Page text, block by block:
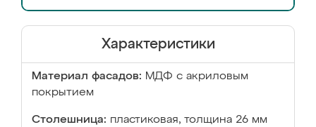
Характеристики
Материал фасадов: МДФ с акриловым
покрытием
Столешница: пластиковая, толщина 26 мм